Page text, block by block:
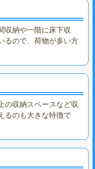
収納や一階に床下収
るので、荷物が多い方
の収納スペースなど収
るのも大きな特徴で